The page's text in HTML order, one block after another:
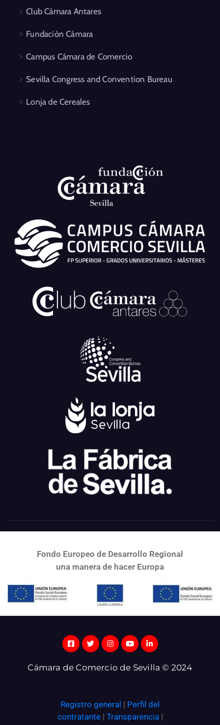
Club Cámara Antares
Fundación Cámara
Campus Cámara de Comercio
Sevilla Congress and Convention Bureau
Lonja de Cereales
Fondo Europeo de Desarrollo Regional
una manera de hacer Europa
Cámara de Comercio de Sevilla © 2024
Registro general | Perfil del
contratante| Transparencia|